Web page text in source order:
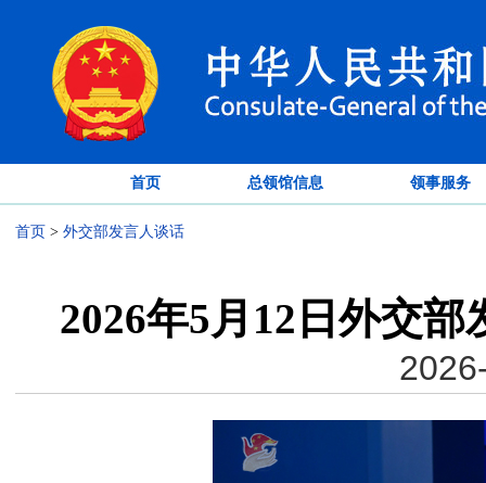
首页 总领馆信息 领事服务
首页 > 外交部发言人谈话
2026年5月12日外交